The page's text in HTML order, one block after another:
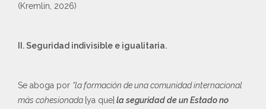
(Kremlin, 2026)
II. Seguridad indivisible e igualitaria.
Se aboga por “la formación de una comunidad internacional
más cohesionada [ya que] la seguridad de un Estado no